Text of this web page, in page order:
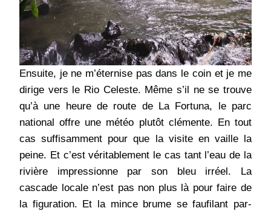
Ensuite, je ne m’éternise pas dans le coin et je me
dirige vers le Rio Celeste. Même s’il ne se trouve
qu’à une heure de route de La Fortuna, le parc
national offre une météo plutôt clémente. En tout
cas suffisamment pour que la visite en vaille la
peine. Et c’est véritablement le cas tant l’eau de la
rivière impressionne par son bleu irréel. La
cascade locale n’est pas non plus là pour faire de
la figuration. Et la mince brume se faufilant par-